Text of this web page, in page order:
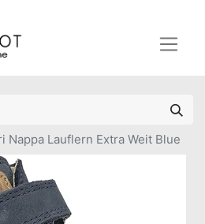
Nappa Lauflern Extra Weit Blue